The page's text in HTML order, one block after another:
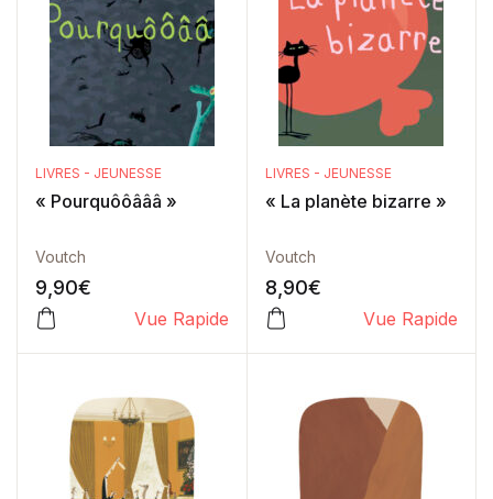
LIVRES - JEUNESSE
« Pourquôôâââ »
Voutch
9,90€
Vue Rapide
LIVRES - JEUNESSE
« La planète bizarre »
Voutch
8,90€
Vue Rapide